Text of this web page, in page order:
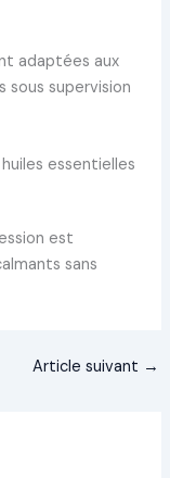
adaptées aux
sous supervision
essentielles
est
sans
Article suivant →